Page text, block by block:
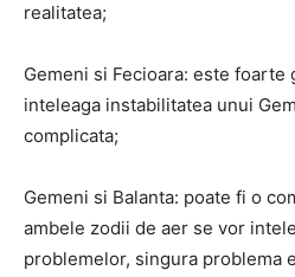
realitatea;
Gemeni si Fecioara: este foarte
inteleaga instabilitatea unui
complicata;
Gemeni si Balanta: poate fi o
ambele zodii de aer se vor
problemelor, singura problema